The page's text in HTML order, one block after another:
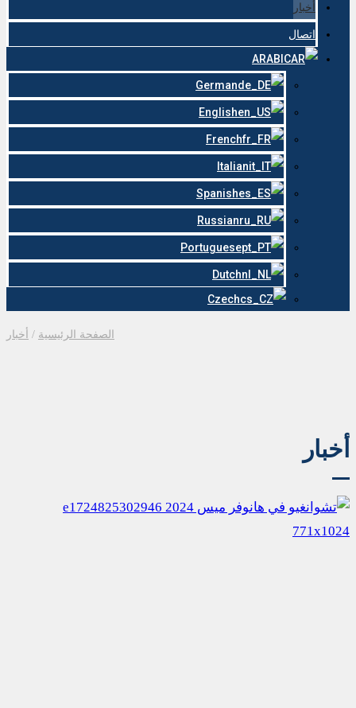
أخبار
اتصال
ARABIC
German
English
French
Italian
Spanish
Russian
Portuguese
Dutch
Czech
الصفحة الرئيسية / أخبار
أخبار